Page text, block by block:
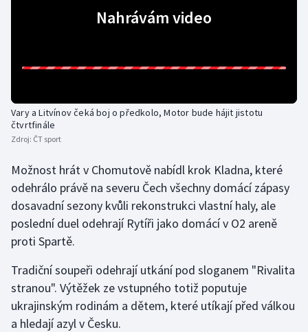
Ostatní
Nahrávám video
Vary a Litvínov čeká boj o předkolo, Motor bude hájit jistotu
čtvrtfinále
Zdroj: ČT sport
Možnost hrát v Chomutově nabídl krok Kladna, které
odehrálo právě na severu Čech všechny domácí zápasy
dosavadní sezony kvůli rekonstrukci vlastní haly, ale
poslední duel odehrají Rytíři jako domácí v O2 areně
proti Spartě.
Tradiční soupeři odehrají utkání pod sloganem "Rivalita
stranou". Výtěžek ze vstupného totiž poputuje
ukrajinským rodinám a dětem, které utíkají před válkou
a hledají azyl v Česku.